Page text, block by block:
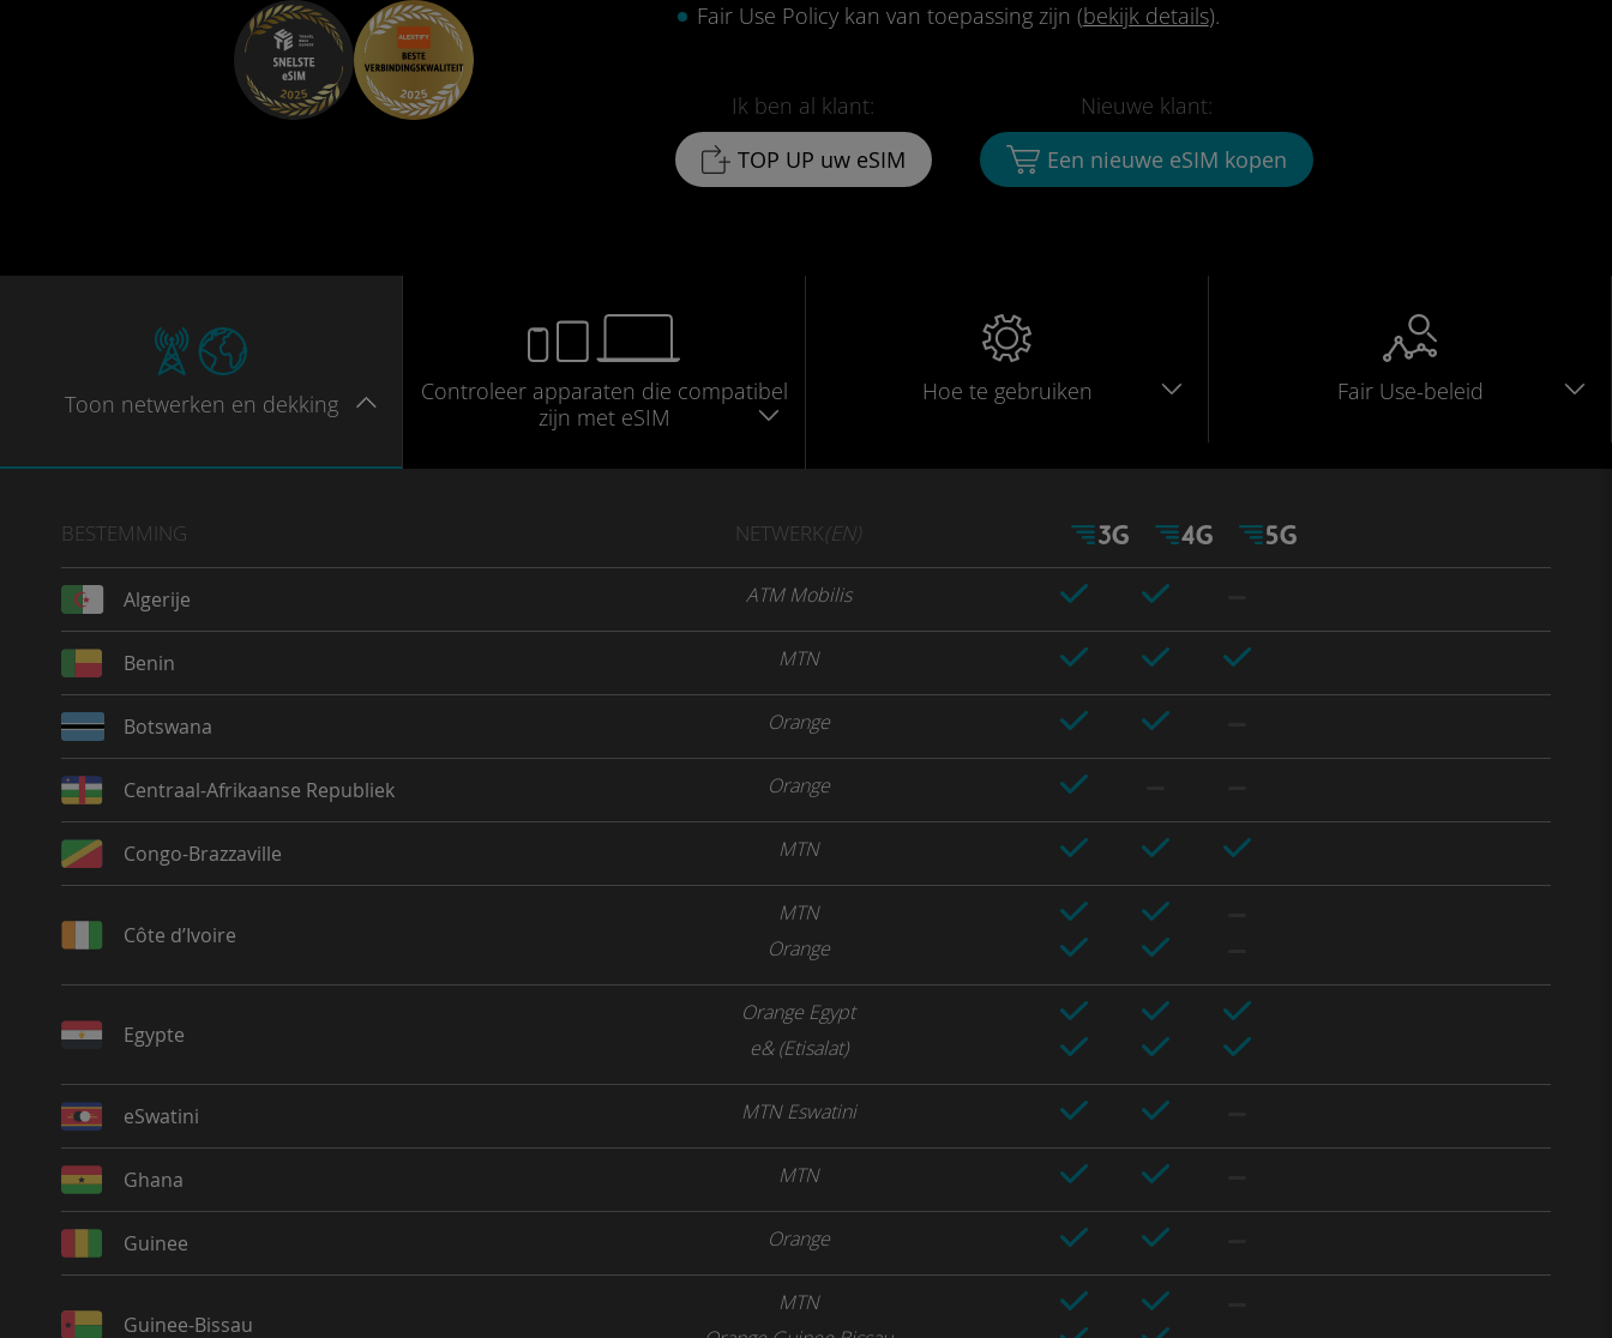
Fair Use Policy kan van toepassing zijn (bekijk details).
Ik ben al klant:
TOP UP uw eSIM
Nieuwe klant:
Een nieuwe eSIM kopen
Toon netwerken en dekking Controleer apparaten die compatibel
zijn met eSIM
Hoe te gebruiken Fair Use-beleid
BESTEMMING NETWERK(EN)
Algerije ATM Mobilis
Benin MTN
Botswana Orange
Centraal-Afrikaanse Republiek Orange
Congo-Brazzaville MTN
Côte d’Ivoire
MTN
Orange
Egypte
Orange Egypt
e& (Etisalat)
eSwatini MTN Eswatini
Ghana MTN
Guinee Orange
Guinee-Bissau
MTN